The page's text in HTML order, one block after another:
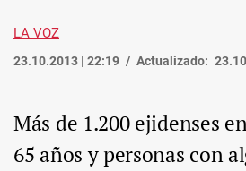
LA VOZ
23.10.2013 | 22:19 Actualizado:
Más de 1.200 ejidenses
65 años y personas con